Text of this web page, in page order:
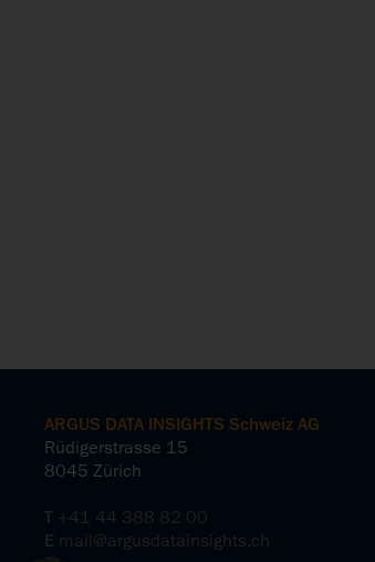
ARGUS DATA INSIGHTS Schweiz AG
Rüdigerstrasse 15
8045 Zürich
T +41 44 388 82 00
E mail@argusdatainsights.ch